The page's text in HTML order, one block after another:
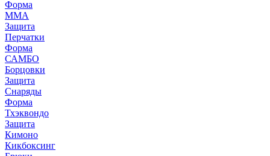
Форма
ММА
Защита
Перчатки
Форма
САМБО
Борцовки
Защита
Снаряды
Форма
Тхэквондо
Защита
Кимоно
Кикбоксинг